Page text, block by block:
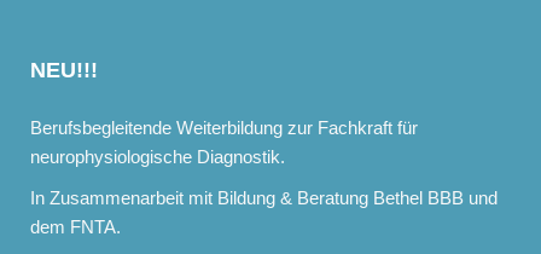
NEU!!!
Berufsbegleitende Weiterbildung zur Fachkraft für
neurophysiologische Diagnostik.
In Zusammenarbeit mit Bildung & Beratung Bethel BBB und
dem FNTA.